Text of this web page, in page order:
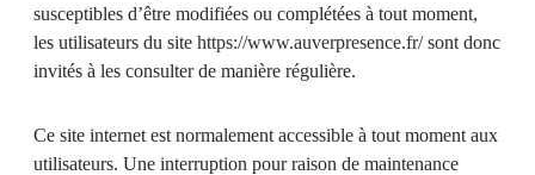
susceptibles d’être modifiées ou complétées à tout moment,
les utilisateurs du site https://www.auverpresence.fr/sont donc
invités à les consulter de manière régulière.
Ce site internet est normalement accessible à tout moment aux
utilisateurs. Une interruption pour raison de maintenance